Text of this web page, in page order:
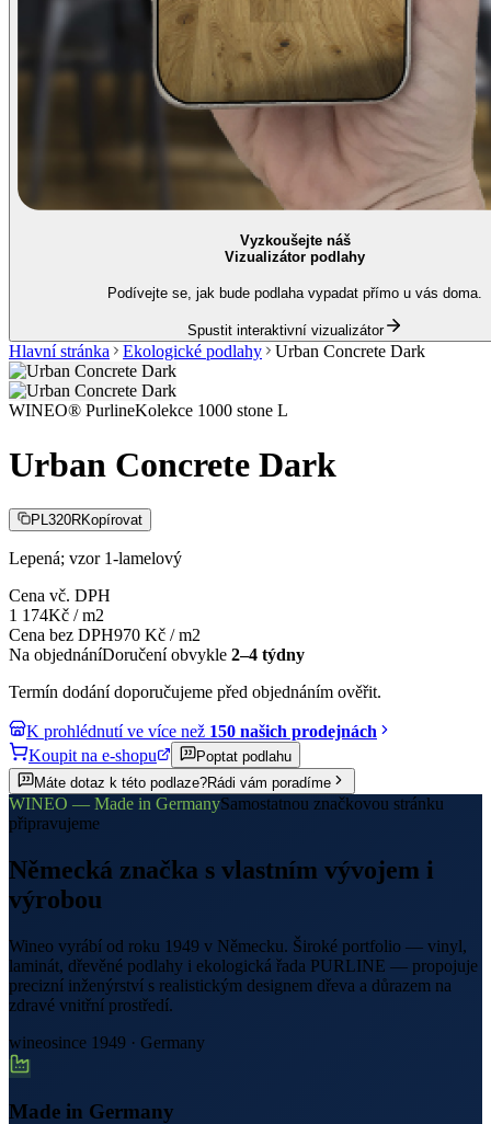
Vyzkoušejte náš
Vizualizátor podlahy
Podívejte se, jak bude podlaha vypadat přímo u vás doma.
Spustit interaktivní vizualizátor
Hlavní stránka Ekologické podlahy Urban Concrete Dark
WINEO® PurlineKolekce 1000 stone L
Urban Concrete Dark
PL320RKopírovat
Lepená; vzor 1-lamelový
Cena vč. DPH
1 174Kč /m2
Cena bez DPH970 Kč /m2
Na objednáníDoručení obvykle 2–4 týdny
Termín dodání doporučujeme před objednáním ověřit.
K prohlédnutí ve více než 150 našich prodejnách
Koupit na e-shopu
Poptat podlahu
Máte dotaz k této podlaze?Rádi vám poradíme
WINEO — Made in GermanySamostatnou značkovou stránku
připravujeme
Německá značka s vlastním vývojem i
výrobou
Wineo vyrábí od roku 1949 v Německu. Široké portfolio — vinyl,
laminát, dřevěné podlahy i ekologická řada PURLINE — propojuje
precizní inženýrství s realistickým designem dřeva a důrazem na
zdravé vnitřní prostředí.
wineosince 1949 · Germany
Made in Germany